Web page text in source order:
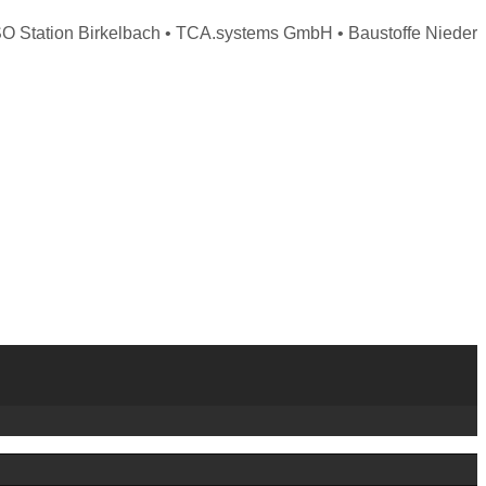
Station Birkelbach • TCA.systems GmbH • Baustoffe